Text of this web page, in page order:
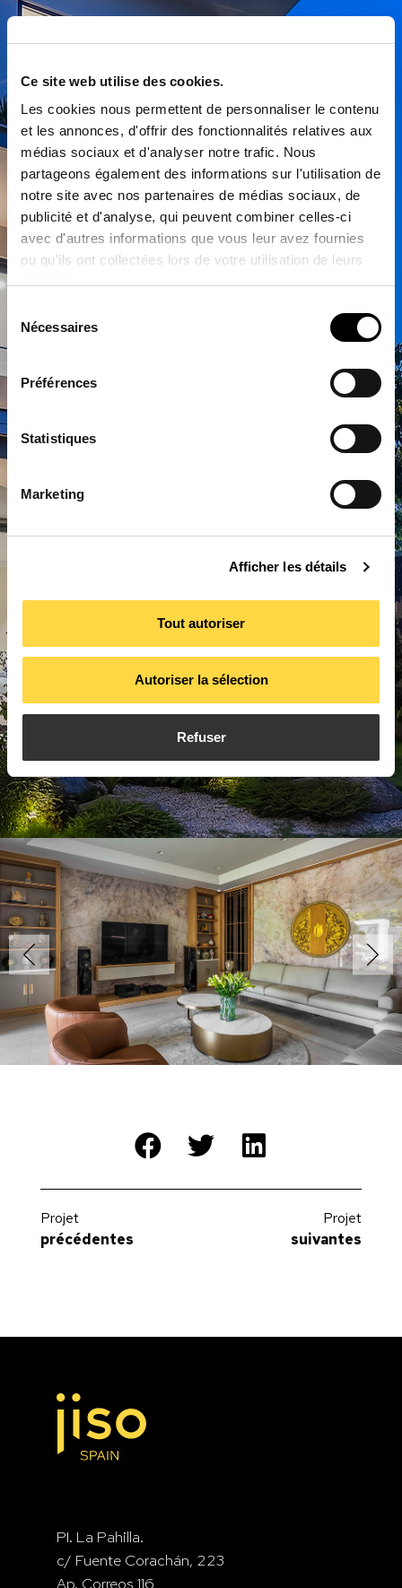
Ce site web utilise des cookies.
Les cookies nous permettent de personnaliser le contenu
et les annonces, d'offrir des fonctionnalités relatives aux
médias sociaux et d'analyser notre trafic. Nous
partageons également des informations sur l'utilisation de
notre site avec nos partenaires de médias sociaux, de
publicité et d'analyse, qui peuvent combiner celles-ci
avec d'autres informations que vous leur avez fournies
ou qu'ils ont collectées lors de votre utilisation de leurs
consentement
Nécessaires
Préférences
Statistiques
Marketing
Afficher les détails
Tout autoriser
Autoriser la sélection
Refuser
Projet
précédentes
Projet
suivantes
PI. La Pahilla.
c/ Fuente Corachán, 223
Ap. Correos 116